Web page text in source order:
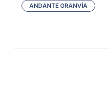
ANDANTE GRANVÍA